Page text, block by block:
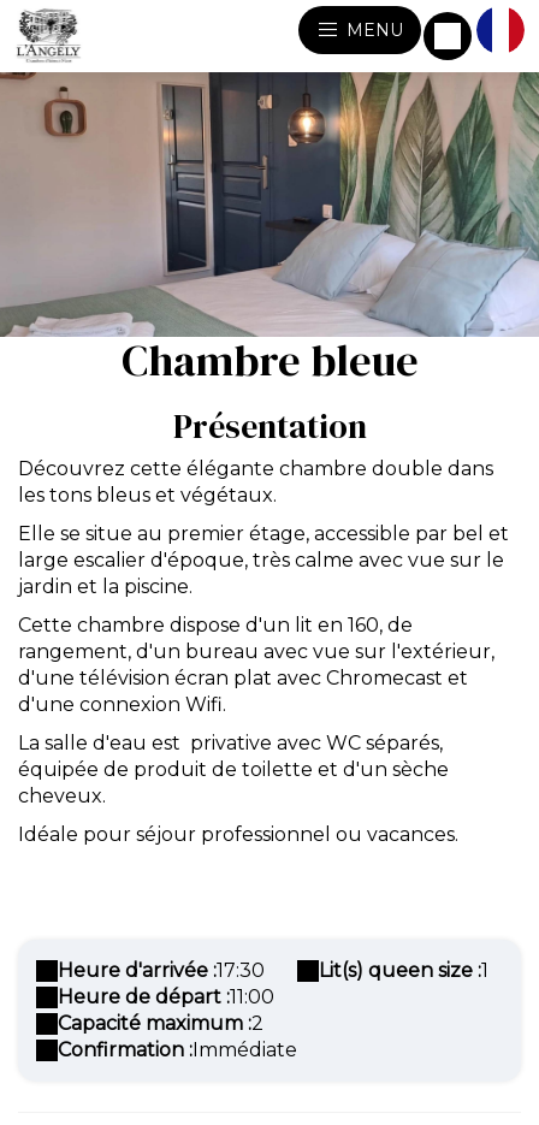
MENU
Chambre bleue
Présentation
Découvrez cette élégante chambre double dans
les tons bleus et végétaux.
Elle se situe au premier étage, accessible par bel et
large escalier d'époque, très calme avec vue sur le
jardin et la piscine.
Cette chambre dispose d'un lit en 160, de
rangement, d'un bureau avec vue sur l'extérieur,
d'une télévision écran plat avec Chromecast et
d'une connexion Wifi.
La salle d'eau est privative avec WC séparés,
équipée de produit de toilette et d'un sèche
cheveux.
Idéale pour séjour professionnel ou vacances.
Heure d'arrivée :17:30
Heure de départ :11:00
Capacité maximum :2
Confirmation :Immédiate
Lit(s) queen size :1